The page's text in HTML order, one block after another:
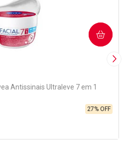
Antissinais Ultraleve 7 em 1
27% OFF
COMPRAR